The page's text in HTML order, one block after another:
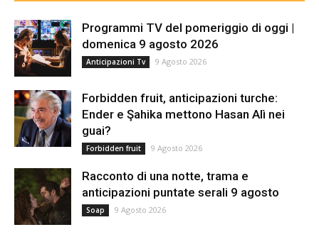
Programmi TV del pomeriggio di oggi |
domenica 9 agosto 2026
Anticipazioni Tv 9 Agosto 2026
Forbidden fruit, anticipazioni turche:
Ender e Şahika mettono Hasan Alì nei
guai?
Forbidden fruit 9 Agosto 2026
Racconto di una notte, trama e
anticipazioni puntate serali 9 agosto
Soap 9 Agosto 2026